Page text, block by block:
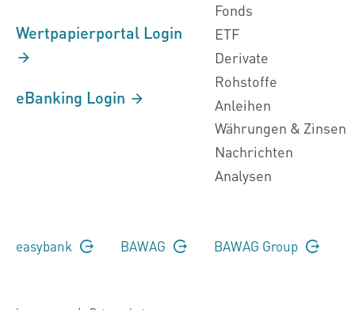
Wertpapierportal Login
eBanking Login
Fonds
ETF
Derivate
Rohstoffe
Anleihen
Währungen & Zinsen
Nachrichten
Analysen
easybank BAWAG BAWAG Group